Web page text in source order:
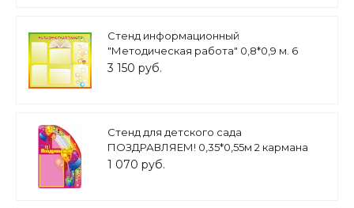
Стенд информационный
"Методическая работа" 0,8*0,9 м. 6
карманов арт. МЕТ865
3 150 руб.
Стенд для детского сада
ПОЗДРАВЛЯЕМ! 0,35*0,55м 2 кармана
арт. 2131
1 070 руб.